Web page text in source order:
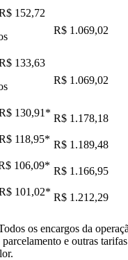
152,72
R$ 1.069,02
133,63
R$ 1.069,02
130,91 * R$ 1.178,18
118,95* R$ 1.189,48
106,09* R$ 1.166,95
101,02* R$ 1.212,29
os encargos da
parcelamento e outras